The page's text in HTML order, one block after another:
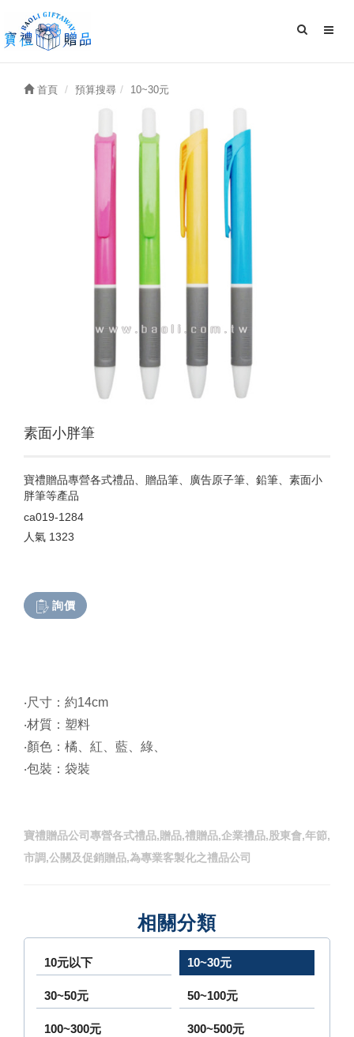
首頁 預算搜尋 10~30元
素面小胖筆
寶禮贈品專營各式禮品、贈品筆、廣告原子筆、鉛筆、素面小
胖筆等產品
ca019-1284
人氣 1323
詢價
‧尺寸：約14cm
‧材質：塑料
‧顏色：橘、紅、藍、綠、
‧包裝：袋裝
寶禮贈品公司專營各式禮品,贈品,禮贈品,企業禮品,股東會,年節,
市調,公關及促銷贈品,為專業客製化之禮品公司
相關分類
10元以下 10~30元
30~50元 50~100元
100~300元 300~500元